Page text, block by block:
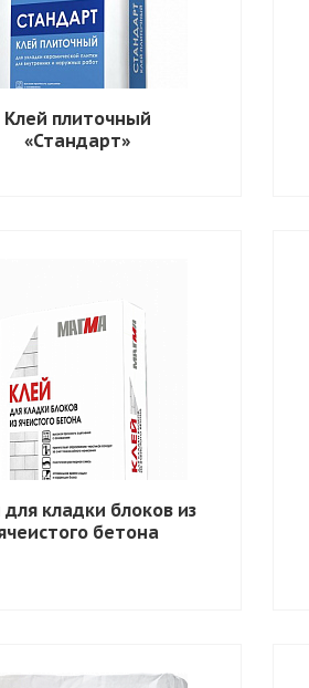
Клей плиточный
«Стандарт»
для кладки блоков из
бетона